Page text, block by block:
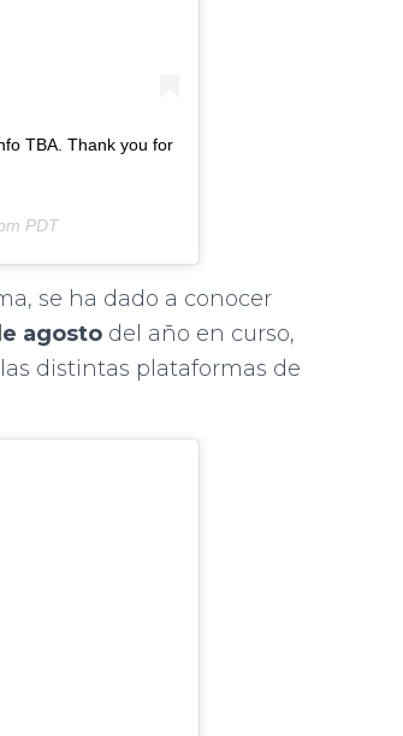
TBA. Thank you for
PDT
se ha dado a conocer
agosto del año en curso,
distintas plataformas de